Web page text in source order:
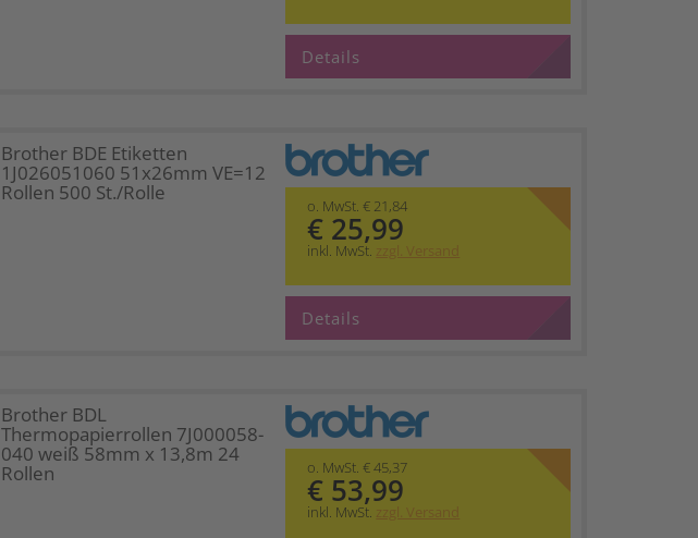
Details
Brother BDE Etiketten
1J026051060 51x26mm VE=12
Rollen 500 St./Rolle
o. MwSt. € 21,84
€ 25,99
inkl. MwSt. zzgl. Versand
Details
Brother BDL
Thermopapierrollen 7J000058-
040 weiß 58mm x 13,8m 24
Rollen o. MwSt. € 45,37
€ 53,99
inkl. MwSt. zzgl. Versand